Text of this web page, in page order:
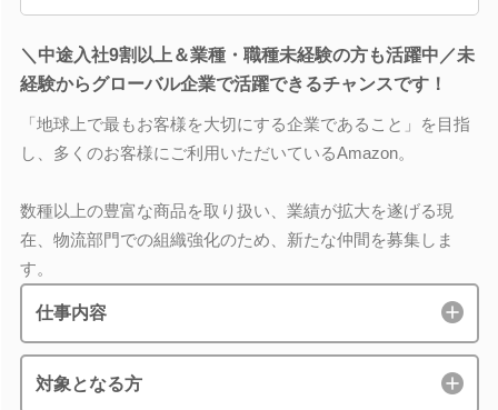
＼中途入社9割以上＆業種・職種未経験の方も活躍中／未
経験からグローバル企業で活躍できるチャンスです！
「地球上で最もお客様を大切にする企業であること」を目指
し、多くのお客様にご利用いただいているAmazon。
数種以上の豊富な商品を取り扱い、業績が拡大を遂げる現
在、物流部門での組織強化のため、新たな仲間を募集しま
す。
仕事内容
対象となる方